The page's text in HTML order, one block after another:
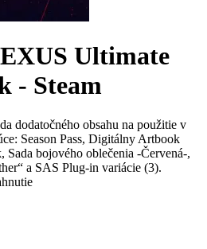
Ultimate
- Steam
dodatočného obsahu na použitie v
Season Pass, Digitálny Artbook
bojového oblečenia -Červená-,
a SAS Plug-in variácie (3).